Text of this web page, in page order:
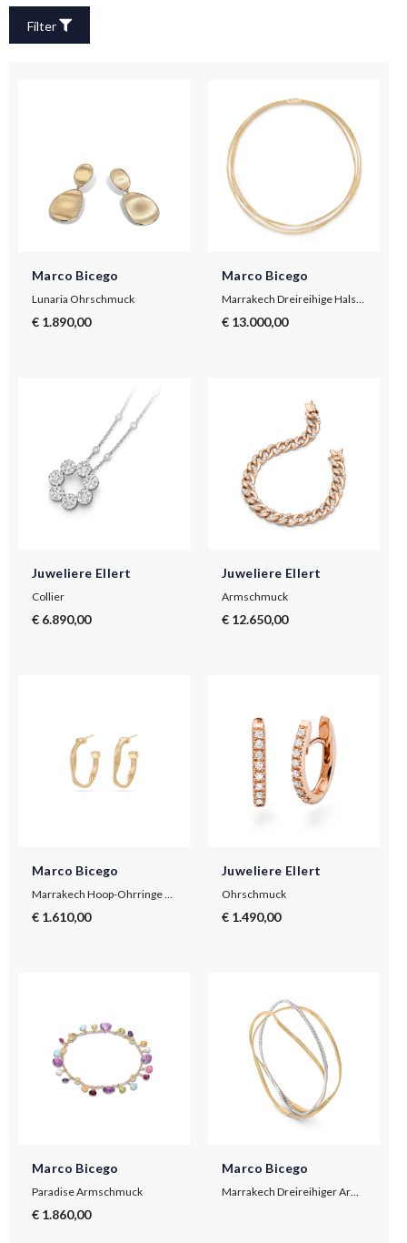
Filter
Marco Bicego
Lunaria Ohrschmuck
€ 1.890,00
Marco Bicego
€ 13.000,00
Juweliere Ellert
Collier
€ 6.890,00
Juweliere Ellert
Armschmuck
€ 12.650,00
Marco Bicego
€ 1.610,00
Juweliere Ellert
Ohrschmuck
€ 1.490,00
Marco Bicego
Paradise Armschmuck
€ 1.860,00
Marco Bicego